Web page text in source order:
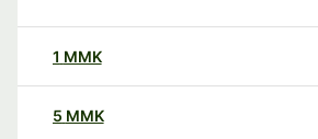
1 MMK
5 MMK